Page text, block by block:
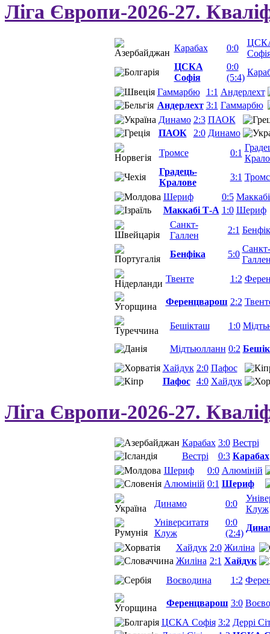
Ліга Європи-2026-27.
Карабах 0:0
ЦСКА
Софія
0:0
(5:4)
Гаммарбю
1:1 Андерлехт
Андерлехт 3:1 Гаммарбю
Динамо 2:3 ПАОК
ПАОК
2:0 Динамо
Тромсе
0:1
Градець-
Кралове
3:1
Шериф
0:5
Маккабі Т-А 1:0 Шериф
Санкт-
Галлен
2:1
Бенфіка 5:0
Санкт-
Твенте
1:2
Ференцварош 2:2
Бешікташ 1:0
Мідтьюлланн 0:2
Хайдук 2:0 Пафос
Пафос
4:0 Хайдук
Ліга Європи-2026-27.
Карабах 3:0 Вестрі
Вестрі
0:3 Карабах
Шериф
0:0 Алюміній
Алюміній 0:1 Шериф
Динамо
0:0
Клуж
Університатя
Клуж
0:0
(2:4)
Хайдук 2:0 Жиліна
Жиліна 2:1 Хайдук
Воєводина
1:2
Ференцварош 3:0
ЦСКА Софія 3:2 Деррі